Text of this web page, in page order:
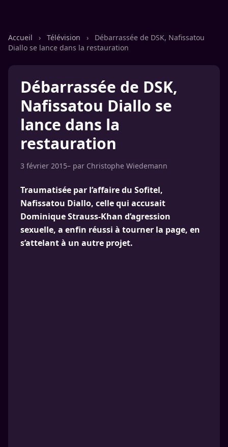
Accueil › Télévision ›
Débarrassée de DSK, Nafissatou
Diallo se lance dans la restauration
Débarrassée de DSK,
Nafissatou Diallo se
lance dans la
restauration
3 février 2015– par Christophe Wiedemann
Traumatisée par l’affaire du Sofitel,
Nafissatou Diallo, celle qui accusait
Dominique Strauss-Khan d’agression
sexuelle, a enfin réussi à tourner la page, en
s’attelant à un autre projet.